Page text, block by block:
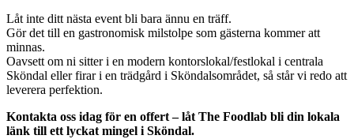
Låt inte ditt nästa event bli bara ännu en träff.
Gör det till en gastronomisk milstolpe som gästerna kommer att
minnas.
Oavsett om ni sitter i en modern kontorslokal/festlokal i centrala
Sköndal eller firar i en trädgård i Sköndalsområdet, så står vi redo att
leverera perfektion.
Kontakta oss idag för en offert – låt The Foodlab bli din lokala
länk till ett lyckat mingel i Sköndal.